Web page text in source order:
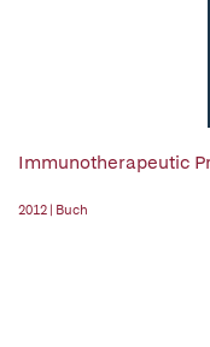
Immunotherapeutic
2012 | Buch